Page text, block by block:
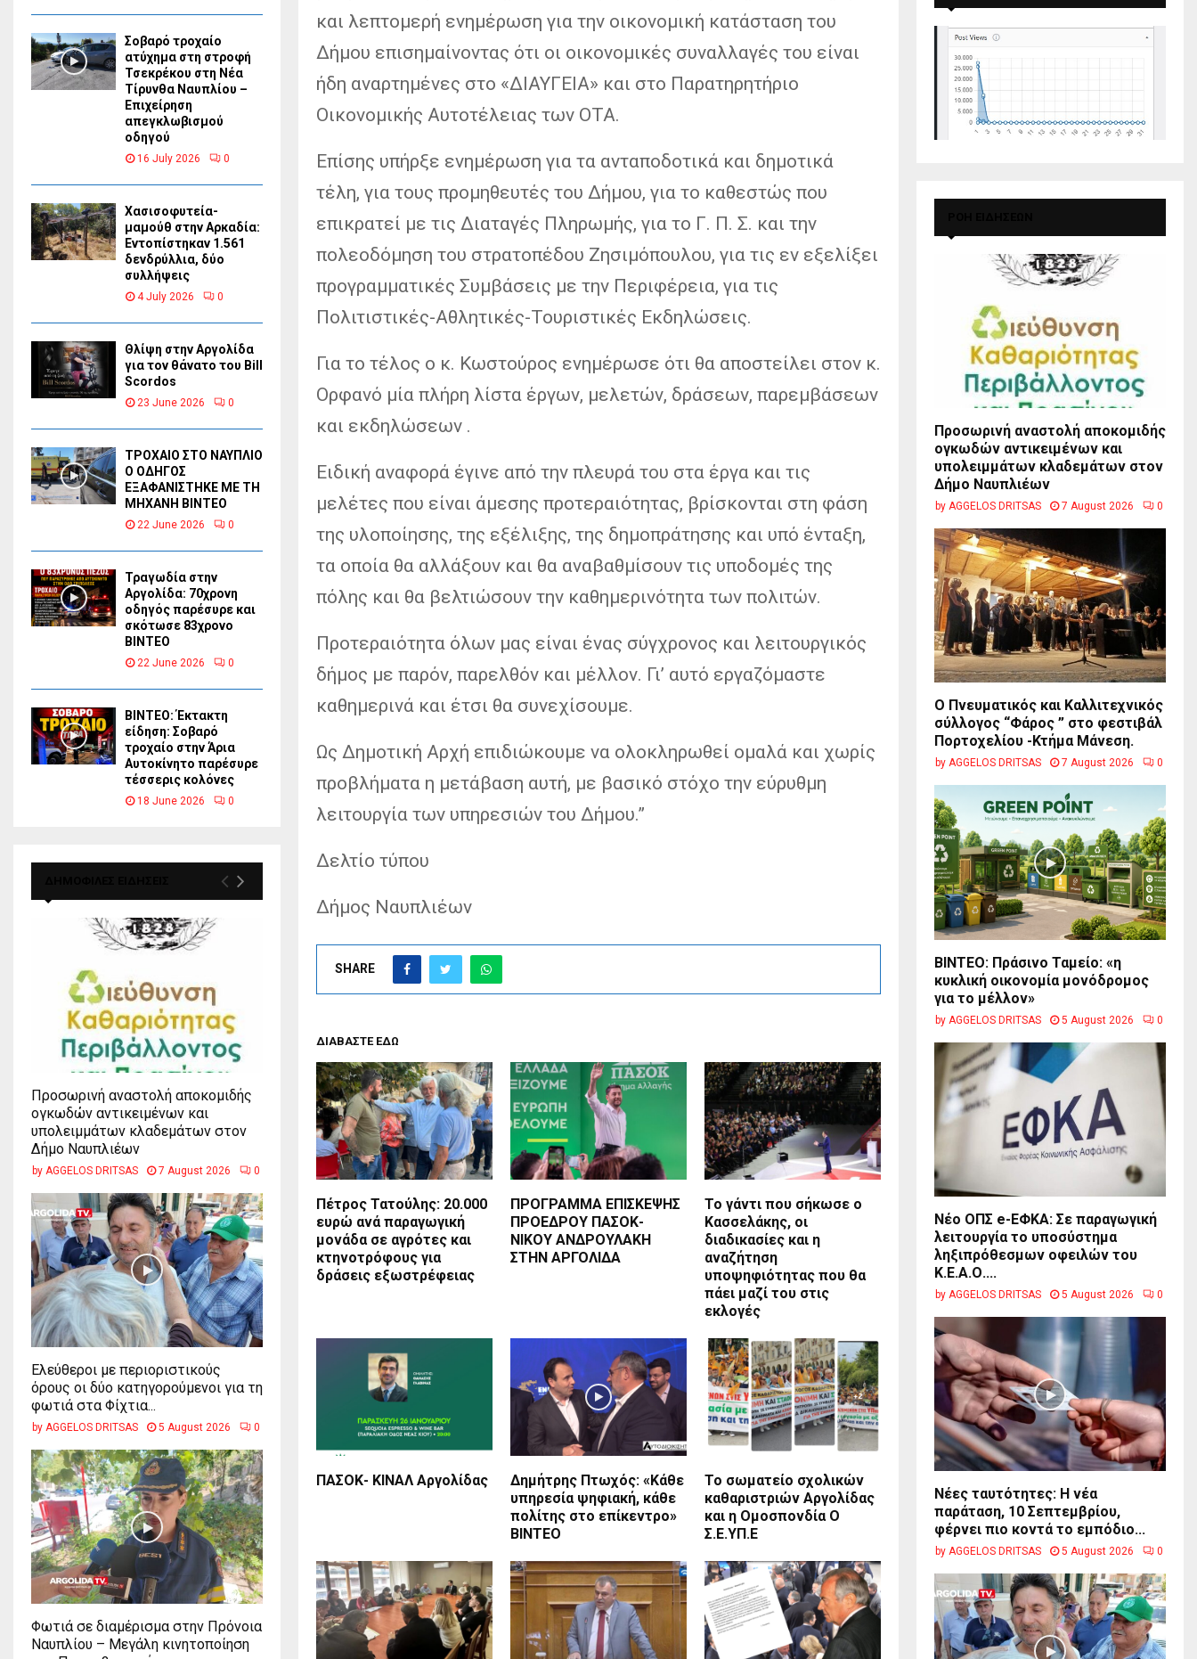
και λεπτομερή ενημέρωση για την οικονομική κατάσταση του
Δήμου επισημαίνοντας ότι οι οικονομικές συναλλαγές του είναι
ήδη αναρτημένες στο «ΔΙΑΥΓΕΙΑ» και στο Παρατηρητήριο
Οικονομικής Αυτοτέλειας των ΟΤΑ.
Επίσης υπήρξε ενημέρωση για τα ανταποδοτικά και δημοτικά
τέλη, για τους προμηθευτές του Δήμου, για το καθεστώς που
επικρατεί με τις Διαταγές Πληρωμής, για το Γ. Π. Σ. και την
πολεοδόμηση του στρατοπέδου Ζησιμόπουλου, για τις εν εξελίξει
προγραμματικές Συμβάσεις με την Περιφέρεια, για τις
Πολιτιστικές-Αθλητικές-Τουριστικές Εκδηλώσεις.
Για το τέλος ο κ. Κωστούρος ενημέρωσε ότι θα αποστείλει στον κ.
Ορφανό μία πλήρη λίστα έργων, μελετών, δράσεων, παρεμβάσεων
και εκδηλώσεων .
Ειδική αναφορά έγινε από την πλευρά του στα έργα και τις
μελέτες που είναι άμεσης προτεραιότητας, βρίσκονται στη φάση
της υλοποίησης, της εξέλιξης, της δημοπράτησης και υπό ένταξη,
τα οποία θα αλλάξουν και θα αναβαθμίσουν τις υποδομές της
πόλης και θα βελτιώσουν την καθημερινότητα των πολιτών.
Προτεραιότητα όλων μας είναι ένας σύγχρονος και λειτουργικός
δήμος με παρόν, παρελθόν και μέλλον. Γι’ αυτό εργαζόμαστε
καθημερινά και έτσι θα συνεχίσουμε.
Ως Δημοτική Αρχή επιδιώκουμε να ολοκληρωθεί ομαλά και χωρίς
προβλήματα η μετάβαση αυτή, με βασικό στόχο την εύρυθμη
λειτουργία των υπηρεσιών του Δήμου.”
Δελτίο τύπου
Δήμος Ναυπλιέων
SHARE
ΔΙΑΒΑΣΤΕ ΕΔΩ
Πέτρος Τατούλης: 20.000
ευρώ ανά παραγωγική
μονάδα σε αγρότες και
κτηνοτρόφους για
δράσεις εξωστρέφειας
ΠΡΟΓΡΑΜΜΑ ΕΠΙΣΚΕΨΗΣ
ΠΡΟΕΔΡΟΥ ΠΑΣΟΚ-
ΝΙΚΟΥ ΑΝΔΡΟΥΛΑΚΗ
ΣΤΗΝ ΑΡΓΟΛΙΔΑ
Το γάντι που σήκωσε ο
Κασσελάκης, οι
διαδικασίες και η
αναζήτηση
υποψηφιότητας που θα
πάει μαζί του στις
εκλογές
ΠΑΣΟΚ- ΚΙΝΑΛ Αργολίδας
Δημήτρης Πτωχός: «Κάθε
υπηρεσία ψηφιακή, κάθε
πολίτης στο επίκεντρο»
ΒΙΝΤΕΟ
Το σωματείο σχολικών
καθαριστριών Αργολίδας
και η Ομοσπονδία Ο
Σ.Ε.ΥΠ.Ε
Σοβαρό τροχαίο
ατύχημα στη στροφή
Τσεκρέκου στη Νέα
Τίρυνθα Ναυπλίου –
Επιχείρηση
απεγκλωβισμού
οδηγού
16 July 2026 0
Χασισοφυτεία-
μαμούθ στην Αρκαδία:
Εντοπίστηκαν 1.561
δενδρύλλια, δύο
συλλήψεις
4 July 2026 0
Θλίψη στην Αργολίδα
για τον θάνατο του Bill
Scordos
23 June 2026 0
ΤΡΟΧΑΙΟ ΣΤΟ ΝΑΥΠΛΙΟ
Ο ΟΔΗΓΟΣ
ΕΞΑΦΑΝΙΣΤΗΚΕ ΜΕ ΤΗ
ΜΗΧΑΝΗ ΒΙΝΤΕΟ
22 June 2026 0
Τραγωδία στην
Αργολίδα: 70χρονη
οδηγός παρέσυρε και
σκότωσε 83χρονο
ΒΙΝΤΕΟ
22 June 2026 0
ΒΙΝΤΕΟ: Έκτακτη
είδηση: Σοβαρό
τροχαίο στην Άρια
Αυτοκίνητο παρέσυρε
τέσσερις κολόνες
18 June 2026 0
Προσωρινή αναστολή αποκομιδής
ογκωδών αντικειμένων και
υπολειμμάτων κλαδεμάτων στον
Δήμο Ναυπλιέων
by AGGELOS DRITSAS 7 August 2026 0
Ελεύθεροι με περιοριστικούς
όρους οι δύο κατηγορούμενοι για τη
φωτιά στα Φίχτια...
by AGGELOS DRITSAS 5 August 2026 0
Φωτιά σε διαμέρισμα στην Πρόνοια
Ναυπλίου – Μεγάλη κινητοποίηση
Προσωρινή αναστολή αποκομιδής
ογκωδών αντικειμένων και
υπολειμμάτων κλαδεμάτων στον
Δήμο Ναυπλιέων
by AGGELOS DRITSAS 7 August 2026 0
Ο Πνευματικός και Καλλιτεχνικός
σύλλογος “Φάρος ” στο φεστιβάλ
Πορτοχελίου -Κτήμα Μάνεση.
by AGGELOS DRITSAS 7 August 2026 0
BINTEO: Πράσινο Ταμείο: «η
κυκλική οικονομία μονόδρομος
για το μέλλον»
by AGGELOS DRITSAS 5 August 2026 0
Νέο ΟΠΣ e-ΕΦΚΑ: Σε παραγωγική
λειτουργία το υποσύστημα
ληξιπρόθεσμων οφειλών του
Κ.Ε.Α.Ο....
by AGGELOS DRITSAS 5 August 2026 0
Νέες ταυτότητες: Η νέα
παράταση, 10 Σεπτεμβρίου,
φέρνει πιο κοντά το εμπόδιο...
by AGGELOS DRITSAS 5 August 2026 0